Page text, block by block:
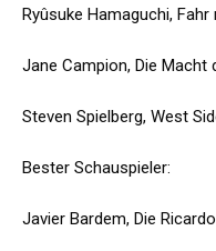
Ryûsuke Hamaguchi,
Jane Campion, Die Macht
Steven Spielberg, West
Bester Schauspieler:
Javier Bardem, Die